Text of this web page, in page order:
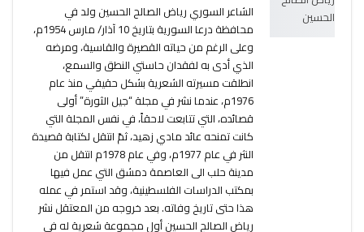
الشاعر السوري رياض الصالح الحسين ولد في
محافظة درعا السورية بتاريخ 10 آذار/ مارس 1954م،
وعلى الرغم من حياته القصيرة والقاسية، ومرضه
الذي أدى به لفقدان حاستي النطق والسمع،
انطلقت مسيرته الشعرية بشكل حقيقي منذ عام
1976م، عندما نشر في مجلة “جيل الثورة” أولى
قصائده، التي تتابعت لاحقاً، في نفس المجلة التي
كانت تمنحه عائد مادي زهيد، ثمّ انتقل لكتابة قصيدة
النثر في عام 1977م، وفي عام 1978م انتقل من
مدينة حلب الى العاصمة دمشق التي عمل فيها
بمكتب الدراسات الفلسطينية، وقد استمر في عمله
هذا حتى تاريخ وفاته. بعد خروجه من المعتقل نشر
رياض الصالح الحسين أول مجموعة شعرية له في